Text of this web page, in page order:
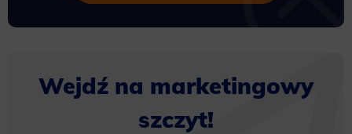
Wejdź na marketingowy
szczyt!